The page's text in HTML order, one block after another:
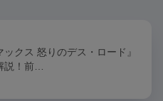
クス 怒りのデス・ロード』
説！前…